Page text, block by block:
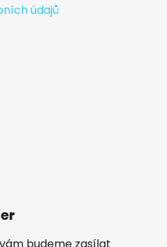
údajů
budeme zasílat